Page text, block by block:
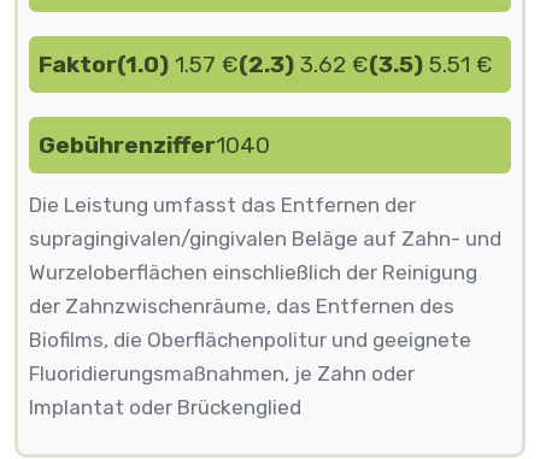
Faktor(1.0) 1.57 €(2.3) 3.62 €(3.5) 5.51 €
Gebührenziffer1040
Die Leistung umfasst das Entfernen der
supragingivalen/gingivalen Beläge auf Zahn- und
Wurzeloberflächen einschließlich der Reinigung
der Zahnzwischenräume, das Entfernen des
Biofilms, die Oberflächenpolitur und geeignete
Fluoridierungsmaßnahmen, je Zahn oder
Implantat oder Brückenglied